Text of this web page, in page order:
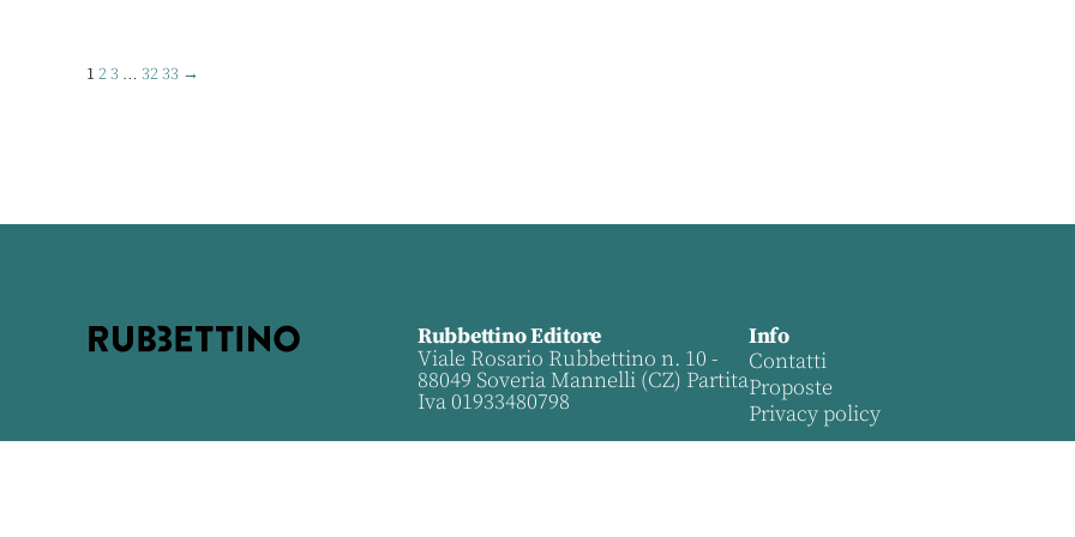
123 … 3233 →
Rubbettino Editore
Viale Rosario Rubbettino n. 10 -
88049 Soveria Mannelli (CZ) Partita
Iva 01933480798
Info
Contatti
Proposte
Privacy policy